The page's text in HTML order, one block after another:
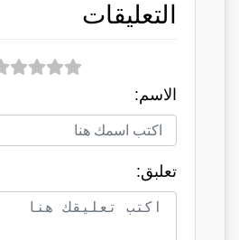
التعليقات
الاسم:
تعلبق: